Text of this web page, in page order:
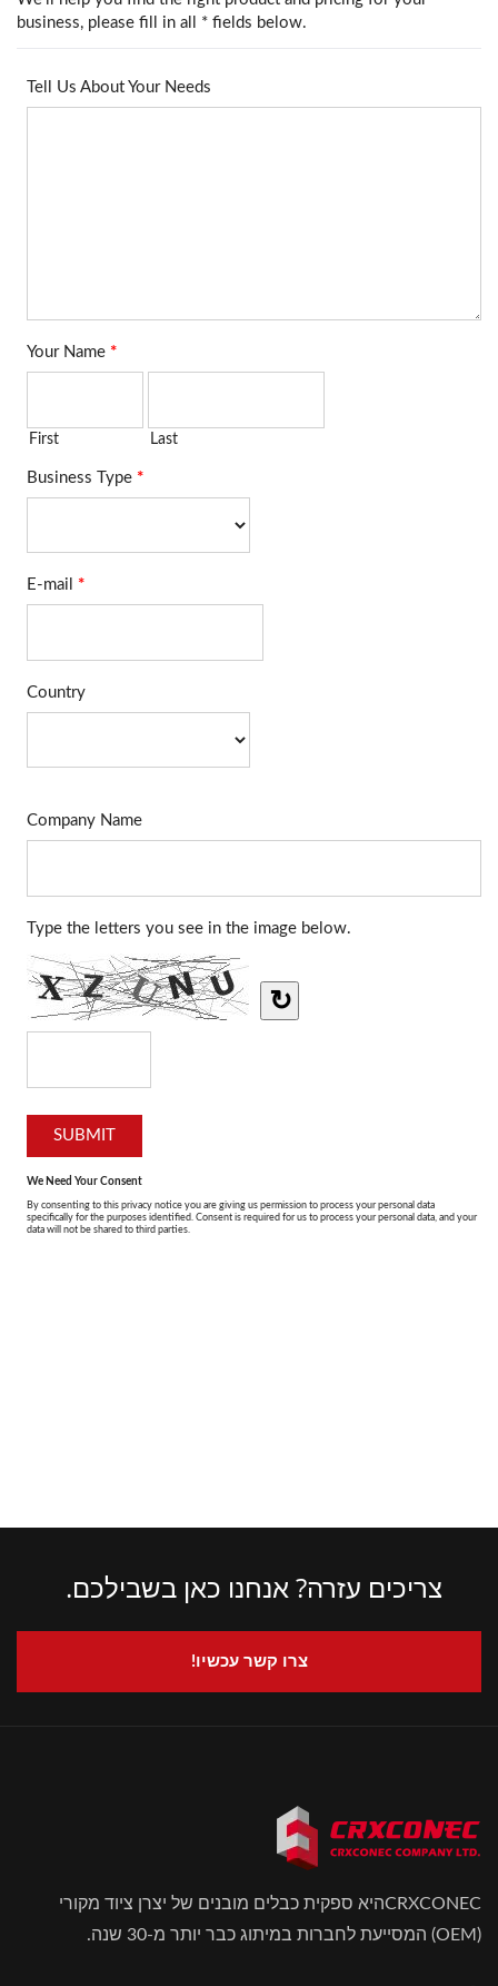
צריכים עזרה? אנחנו כאן בשבילכם.
צרו קשר עכשיו!
CRXCONECהיא ספקית כבלים מובנים של יצרן ציוד מקורי
(OEM) המסייעת לחברות במיתוג כבר יותר מ-30 שנה.